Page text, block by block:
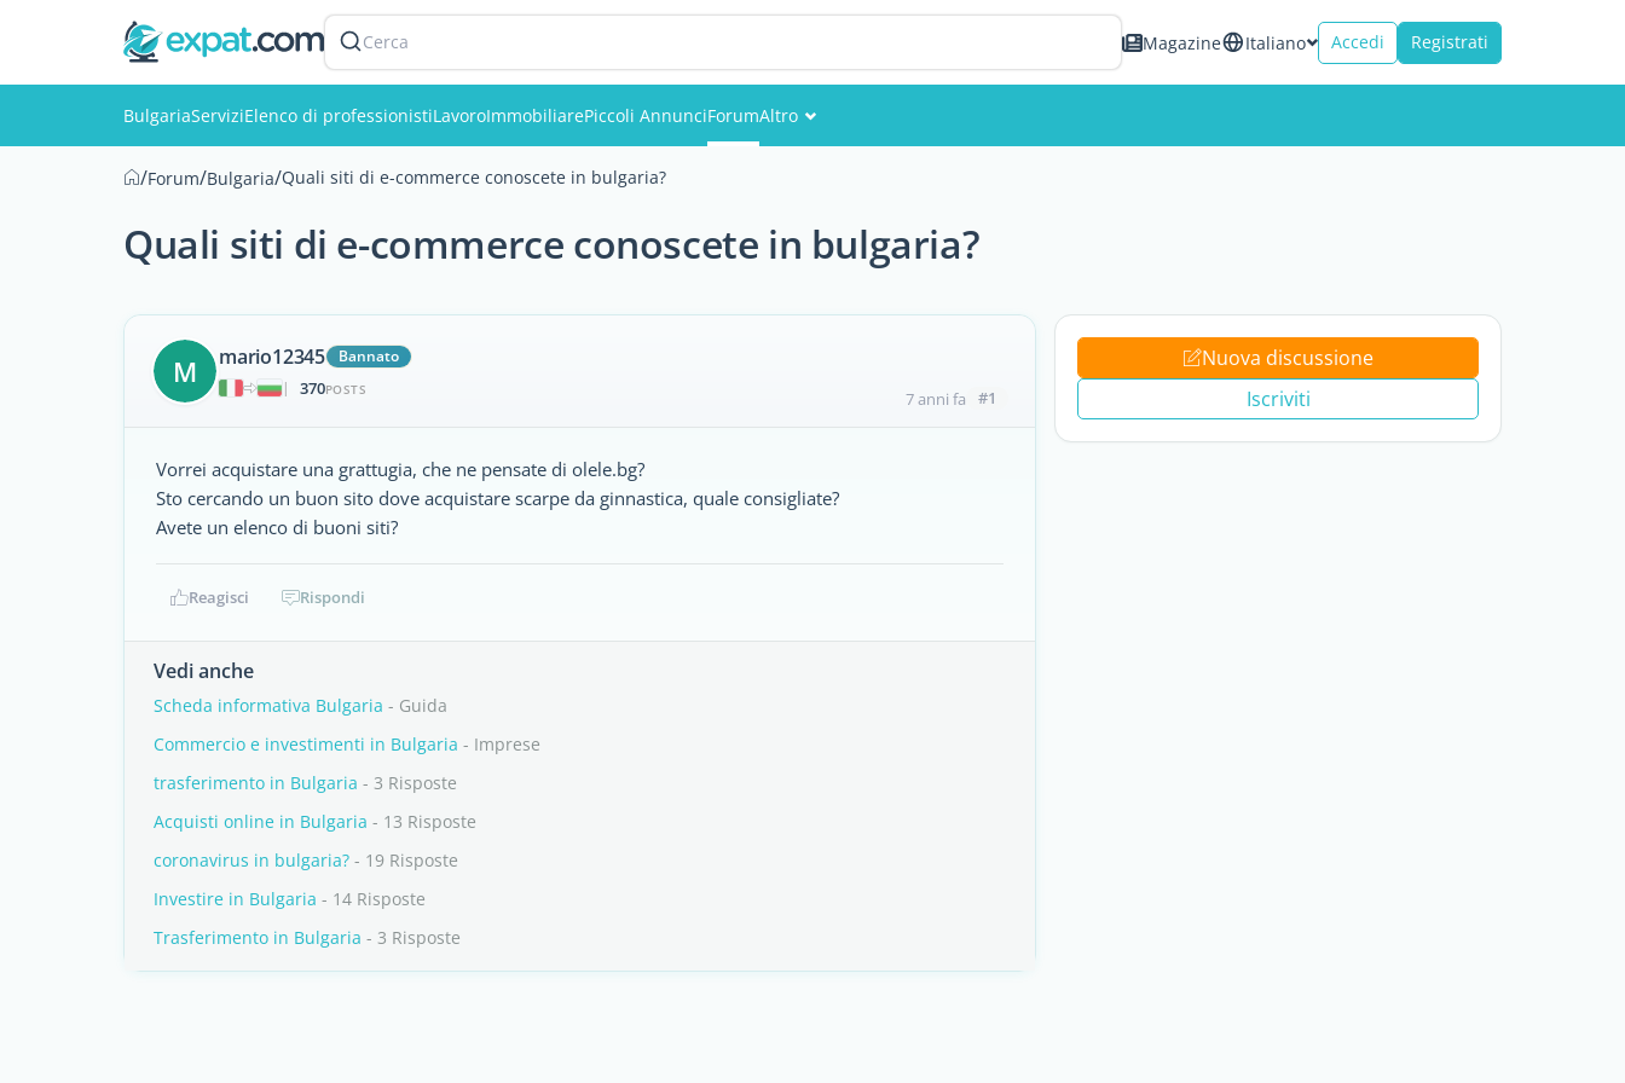
Cerca Magazine Italiano Accedi Registrati
BulgariaServiziElenco di professionistiLavoroImmobiliarePiccoli AnnunciForumAltro
Utenti
/Forum/Bulgaria/Quali siti di e-commerce conoscete in bulgaria?
Quali siti di e-commerce conoscete in bulgaria?
M mario12345
Bannato
|
370POSTS 7 anni fa #1
Vorrei acquistare una grattugia, che ne pensate di olele.bg?
Sto cercando un buon sito dove acquistare scarpe da ginnastica, quale consigliate?
Avete un elenco di buoni siti?
Reagisci Rispondi
Vedi anche
Scheda informativa Bulgaria - Guida
Commercio e investimenti in Bulgaria - Imprese
trasferimento in Bulgaria - 3 Risposte
Acquisti online in Bulgaria - 13 Risposte
coronavirus in bulgaria? - 19 Risposte
Investire in Bulgaria - 14 Risposte
Trasferimento in Bulgaria - 3 Risposte
Nuova discussione
Iscriviti